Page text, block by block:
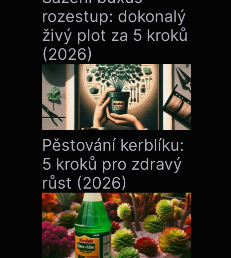
rozestup: dokonalý
živý plot za 5 kroků
(2026)
Pěstování kerblíku:
5 kroků pro zdravý
růst (2026)